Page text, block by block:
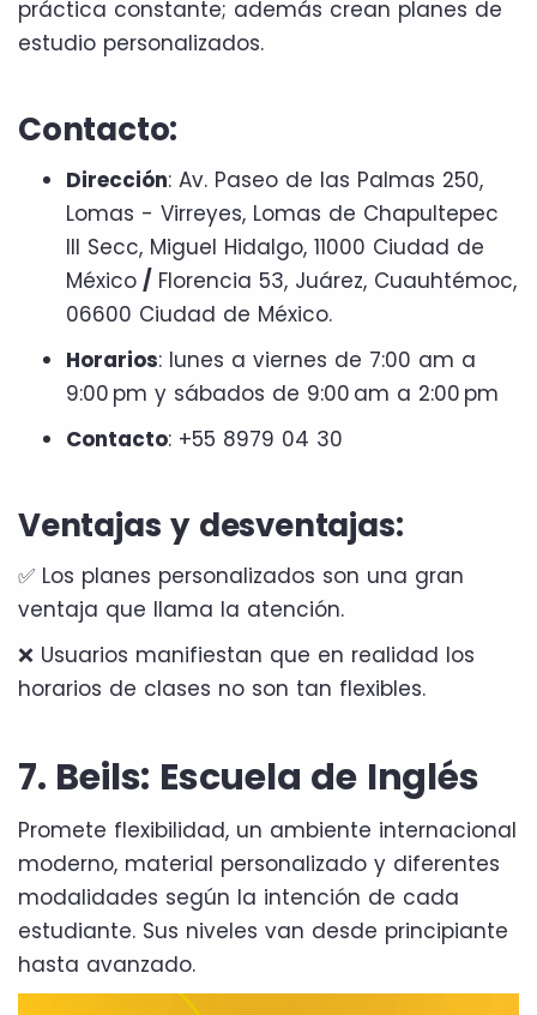
práctica constante; además crean planes de
estudio personalizados.
Contacto:
Dirección: Av. Paseo de las Palmas 250,
Lomas - Virreyes, Lomas de Chapultepec
III Secc, Miguel Hidalgo, 11000 Ciudad de
México / Florencia 53, Juárez, Cuauhtémoc,
06600 Ciudad de México.
Horarios: lunes a viernes de 7:00 am a
9:00 pm y sábados de 9:00 am a 2:00 pm
Contacto: +55 8979 04 30
Ventajas y desventajas:
✅ Los planes personalizados son una gran
ventaja que llama la atención.
❌ Usuarios manifiestan que en realidad los
horarios de clases no son tan flexibles.
7. Beils: Escuela de Inglés
Promete flexibilidad, un ambiente internacional
moderno, material personalizado y diferentes
modalidades según la intención de cada
estudiante. Sus niveles van desde principiante
hasta avanzado.